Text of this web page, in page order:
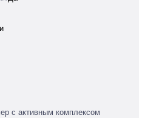
с активным комплексом